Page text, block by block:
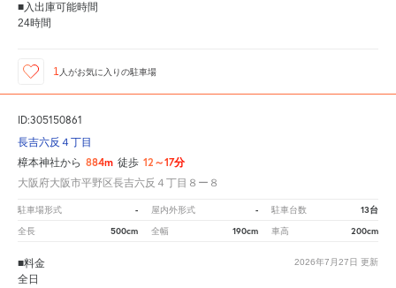
■入出庫可能時間
24時間
1 人がお気に入りの駐車場
ID:305150861
長吉六反４丁目
樟本神社から 884m 徒歩 12～17分
大阪府大阪市平野区長吉六反４丁目８ー８
駐車場形式 - 屋内外形式 - 駐車台数 13台
全長 500cm 全幅 190cm 車高 200cm
2026年7月27日 更新
■料金
全日